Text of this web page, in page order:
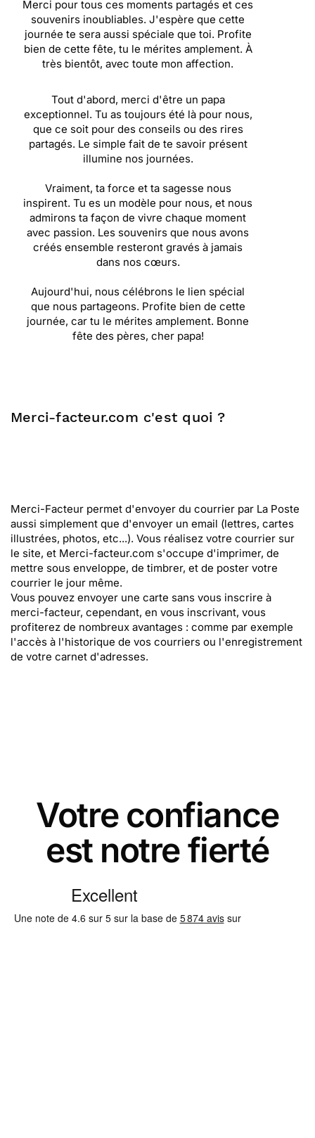
Merci pour tous ces moments partagés et ces
souvenirs inoubliables. J'espère que cette
journée te sera aussi spéciale que toi. Profite
bien de cette fête, tu le mérites amplement. À
très bientôt, avec toute mon affection.
Tout d'abord, merci d'être un papa
exceptionnel. Tu as toujours été là pour nous,
que ce soit pour des conseils ou des rires
partagés. Le simple fait de te savoir présent
illumine nos journées.
Vraiment, ta force et ta sagesse nous
inspirent. Tu es un modèle pour nous, et nous
admirons ta façon de vivre chaque moment
avec passion. Les souvenirs que nous avons
créés ensemble resteront gravés à jamais
dans nos cœurs.
Aujourd'hui, nous célébrons le lien spécial
que nous partageons. Profite bien de cette
journée, car tu le mérites amplement. Bonne
fête des pères, cher papa!
Merci-facteur.com c'est quoi ?
Merci-Facteur permet d'envoyer du courrier par La Poste
aussi simplement que d'envoyer un email (lettres, cartes
illustrées, photos, etc...). Vous réalisez votre courrier sur
le site, et Merci-facteur.com s'occupe d'imprimer, de
mettre sous enveloppe, de timbrer, et de poster votre
courrier le jour même.
Vous pouvez envoyer une carte sans vous inscrire à
merci-facteur, cependant, en vous inscrivant, vous
profiterez de nombreux avantages : comme par exemple
l'accès à l'historique de vos courriers ou l'enregistrement
de votre carnet d'adresses.
Votre confiance
est notre fierté